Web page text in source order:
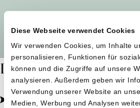
Diese Webseite verwendet Cookies
Wir verwenden Cookies, um Inhalte
personalisieren, Funktionen für
können und die Zugriffe auf unsere
analysieren. Außerdem geben wir
Verwendung unserer Website an
Medien, Werbung und Analysen
Dafür stehen wir
Pestizidfrei angebaut,